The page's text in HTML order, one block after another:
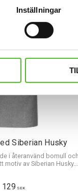
Inställningar
Siberian Husky
i återanvänd bomull och
motiv av Siberian Husky.
129 SEK